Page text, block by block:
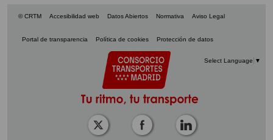
© CRTM Accesibilidad web Datos Abiertos Normativa Aviso Legal
Portal de transparencia Política de cookies Protección de datos
Select Language ▼